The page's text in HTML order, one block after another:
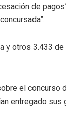
de
y otros 3.433 de
el concurso
entregado sus